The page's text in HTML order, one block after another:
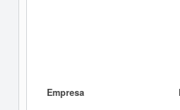
Empresa